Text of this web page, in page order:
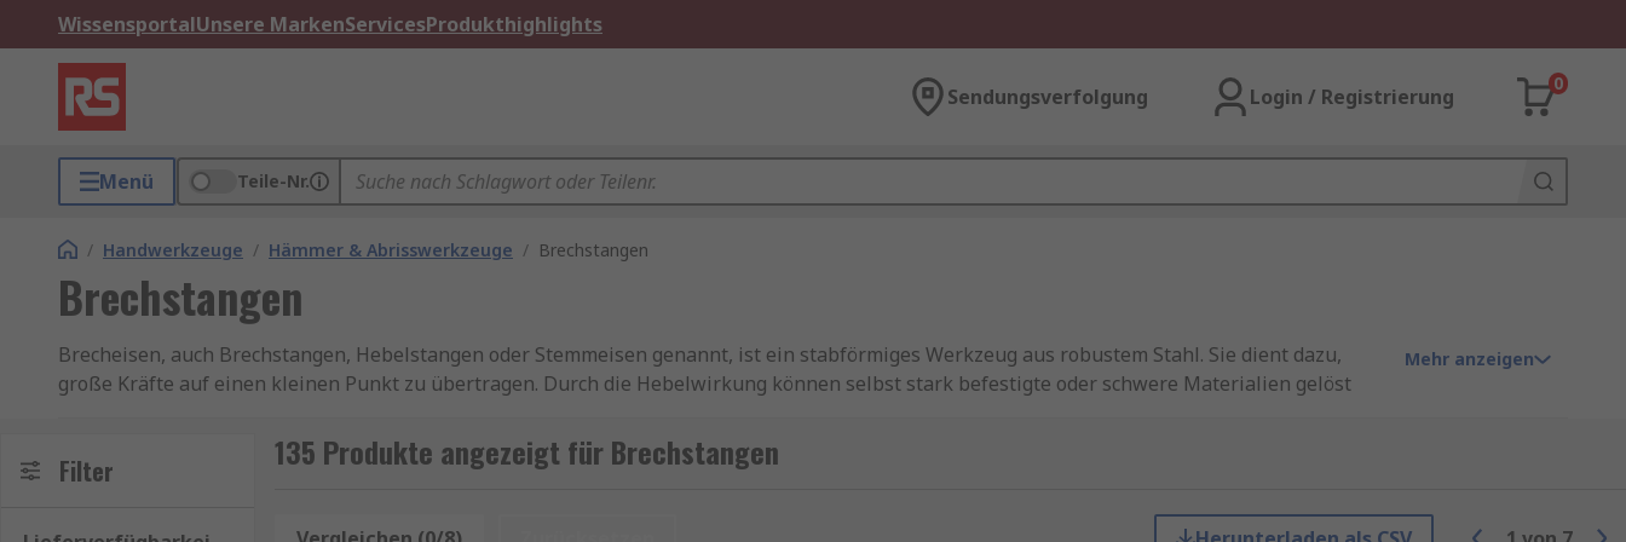
WissensportalUnsere MarkenServicesProdukthighlights
Sendungsverfolgung Login / Registrierung
0
Menü Teile-Nr.
/ Handwerkzeuge / Hämmer & Abrisswerkzeuge / Brechstangen
Brechstangen
Brecheisen, auch Brechstangen, Hebelstangen oder Stemmeisen genannt, ist ein stabförmiges Werkzeug aus robustem Stahl. Sie dient dazu,
große Kräfte auf einen kleinen Punkt zu übertragen. Durch die Hebelwirkung können selbst stark befestigte oder schwere Materialien gelöst
Unser Sortiment enthält Qualitätsprodukte von Marken wie Bahco,Stanley,Facom
Mehr anzeigen
Filter 135 Produkte angezeigt für Brechstangen